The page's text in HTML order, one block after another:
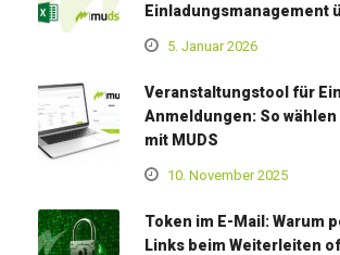
Einladungsmanagement
5. Januar 2026
Veranstaltungstool für
Anmeldungen: So
mit MUDS
10. November 2025
Token im E-Mail: Warum
Links beim Weiterleiten